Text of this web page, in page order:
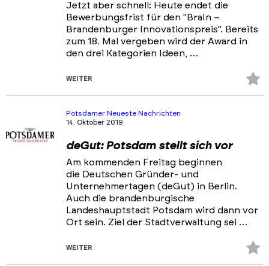
Jetzt aber schnell: Heute endet die
Bewerbungsfrist für den "BraIn –
Brandenburger Innovationspreis". Bereits
zum 18. Mal vergeben wird der Award in
den drei Kategorien Ideen, …
WEITER
Potsdamer Neueste Nachrichten
14. Oktober 2019
deGut: Potsdam stellt sich vor
Am kommenden Freitag beginnen
die Deutschen Gründer- und
Unternehmertagen (deGut) in Berlin.
Auch die brandenburgische
Landeshauptstadt Potsdam wird dann vor
Ort sein. Ziel der Stadtverwaltung sei …
WEITER